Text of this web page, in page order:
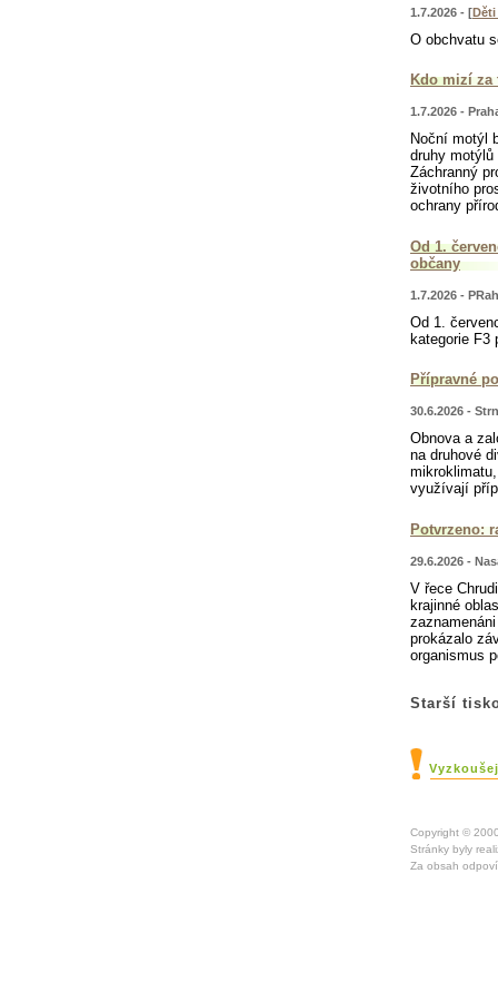
1.7.2026 - [Děti
O obchvatu
Kdo mizí za
1.7.2026 -
Noční motýl
druhy
Záchranný
životního
ochrany
Od 1.
občany
1.7.2026 -
Od 1.
kategorie F3
Přípravné
30.6.2026 -
Obnova a
na druhové
využívají
Potvrzeno:
29.6.2026 -
V řece
krajinné
prokázalo
organismus
Starší
Copyright ©
Stránky byly
Za obsah